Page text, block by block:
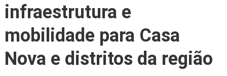
infraestrutura e
mobilidade para Casa
Nova e distritos da região